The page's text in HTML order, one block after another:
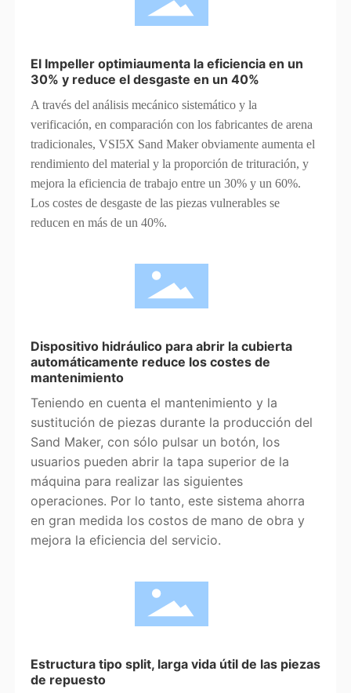
El Impeller optimiaumenta la eficiencia en un
30% y reduce el desgaste en un 40%
A través del análisis mecánico sistemático y la
verificación, en comparación con los fabricantes de arena
tradicionales, VSI5X Sand Maker obviamente aumenta el
rendimiento del material y la proporción de trituración, y
mejora la eficiencia de trabajo entre un 30% y un 60%.
Los costes de desgaste de las piezas vulnerables se
reducen en más de un 40%.
Dispositivo hidráulico para abrir la cubierta
automáticamente reduce los costes de
mantenimiento
Teniendo en cuenta el mantenimiento y la
sustitución de piezas durante la producción del
Sand Maker, con sólo pulsar un botón, los
usuarios pueden abrir la tapa superior de la
máquina para realizar las siguientes
operaciones. Por lo tanto, este sistema ahorra
en gran medida los costos de mano de obra y
mejora la eficiencia del servicio.
Estructura tipo split, larga vida útil de las piezas
de repuesto